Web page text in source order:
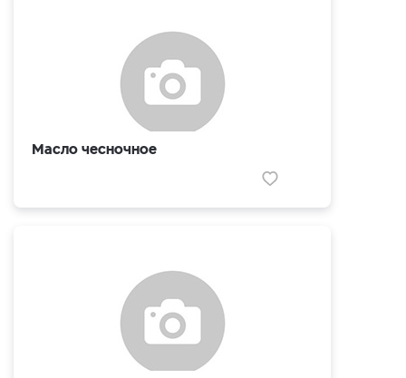
Масло чесночное